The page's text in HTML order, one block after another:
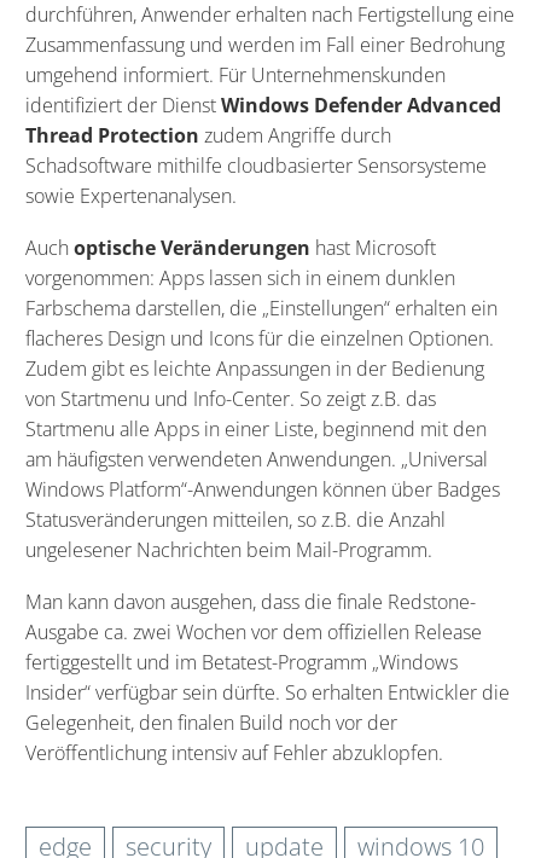
durchführen, Anwender erhalten nach Fertigstellung eine
Zusammenfassung und werden im Fall einer Bedrohung
umgehend informiert. Für Unternehmenskunden
identifiziert der DienstWindows Defender Advanced
Thread Protection zudem Angriffe durch
Schadsoftware mithilfe cloudbasierter Sensorsysteme
sowie Expertenanalysen.
Auch optische Veränderungen hast Microsoft
vorgenommen: Apps lassen sich in einem dunklen
Farbschema darstellen, die „Einstellungen“ erhalten ein
flacheres Design und Icons für die einzelnen Optionen.
Zudem gibt es leichte Anpassungen in der Bedienung
von Startmenu und Info-Center. So zeigt z.B. das
Startmenu alle Apps in einer Liste, beginnend mit den
am häufigsten verwendeten Anwendungen. „Universal
Windows Platform“-Anwendungen können über Badges
Statusveränderungen mitteilen, so z.B. die Anzahl
ungelesener Nachrichten beim Mail-Programm.
Man kann davon ausgehen, dass die finale Redstone-
Ausgabe ca. zwei Wochen vor dem offiziellen Release
fertiggestellt und im Betatest-Programm „Windows
Insider“ verfügbar sein dürfte. So erhalten Entwickler die
Gelegenheit, den finalen Build noch vor der
Veröffentlichung intensiv auf Fehler abzuklopfen.
edge security update windows 10